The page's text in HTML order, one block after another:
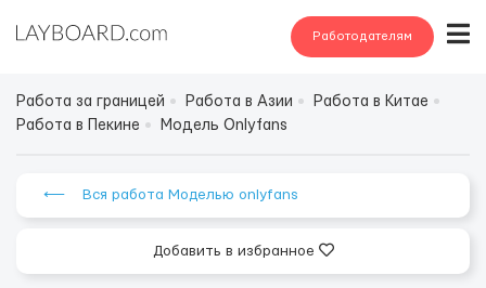
Работодателям
Работа за границей Работа в Азии
Работа в Китае
Работа в Пекине
Модель Onlyfans
⟵ Вся работа Моделью onlyfans
Добавить в избранное